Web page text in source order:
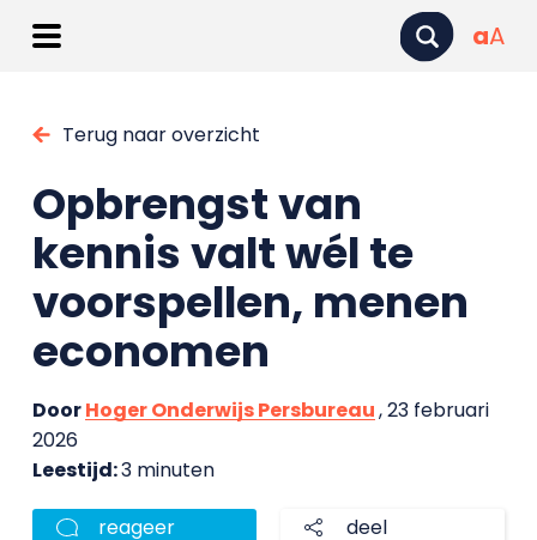
aA
Terug naar overzicht
Opbrengst van
kennis valt wél te
voorspellen, menen
economen
DoorHoger Onderwijs Persbureau, 23 februari
2026
Leestijd:3 minuten
reageer deel